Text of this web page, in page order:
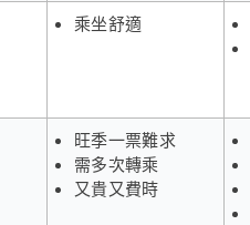
乘坐舒適
旺季一票難求
需多次轉乘
又貴又費時